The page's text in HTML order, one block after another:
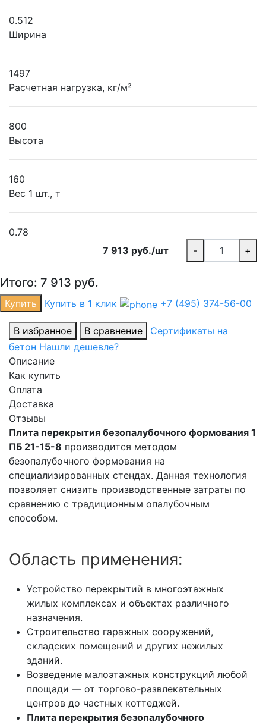
0.512
Ширина
1497
Расчетная нагрузка, кг/м²
800
Высота
160
Вес 1 шт., т
0.78
7 913 руб./шт
- +
Итого: 7 913 руб.
Купить Купить в 1 клик +7 (495) 374-56-00
В избранное В сравнение
Сертификаты на
бетон Нашли дешевле?
Описание
Как купить
Оплата
Доставка
Отзывы
Плита перекрытия безопалубочного формования 1
ПБ 21-15-8 производится методом
безопалубочного формования на
специализированных стендах. Данная технология
позволяет снизить производственные затраты по
сравнению с традиционным опалубочным
способом.
Область применения:
Устройство перекрытий в многоэтажных
жилых комплексах и объектах различного
назначения.
Строительство гаражных сооружений,
складских помещений и других нежилых
зданий.
Возведение малоэтажных конструкций любой
площади — от торгово-развлекательных
центров до частных коттеджей.
Плита перекрытия безопалубочного